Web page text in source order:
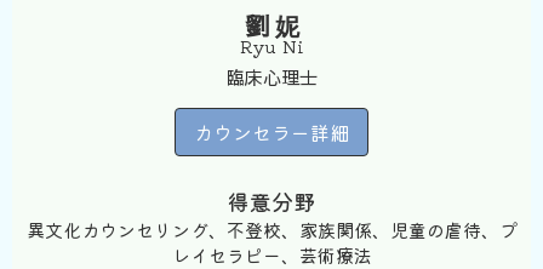
劉 妮
Ryu Ni
臨床心理士
カウンセラー詳細
得意分野
異文化カウンセリング、不登校、家族関係、児童の虐待、プ
レイセラピー、芸術療法